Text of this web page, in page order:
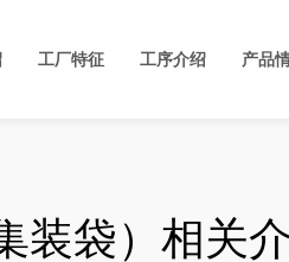
工厂特征 工序介绍 产品
装袋）相关